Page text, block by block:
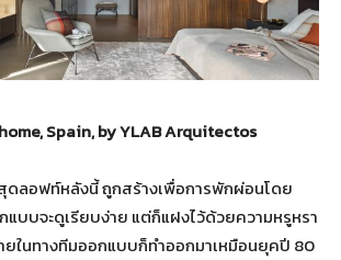
Spain, by YLAB Arquitectos
ดลอฟท์หลังนี้ ถูกสร้างเพื่อการพักผ่อนโดย
แบบจะดูเรียบง่าย แต่ก็แฝงไว้ด้วยความหรูหรา
ในทางทีมออกแบบก็ทำออกมาเหมือนยุคปี 80